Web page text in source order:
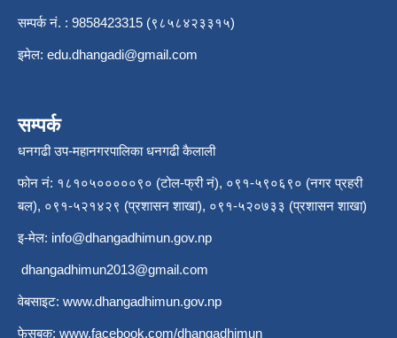
सम्पर्क नं. : 9858423315 (९८५८४२३३१५)
इमेल: edu.dhangadi@gmail.com
सम्पर्क
धनगढी उप-महानगरपालिका धनगढी कैलाली
फोन नं: १८१०५०००००९० (टोल-फ्री नं), ०९१-५९०६९० (नगर प्रहरी
बल), ०९१-५२१४२९ (प्रशासन शाखा), ०९१-५२०७३३ (प्रशासन शाखा)
इ-मेल: info@dhangadhimun.gov.np
dhangadhimun2013@gmail.com
वेबसाइट: www.dhangadhimun.gov.np
फेसबुक: www.facebook.com/dhangadhimun